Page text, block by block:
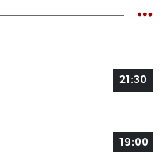
21:30
19:00